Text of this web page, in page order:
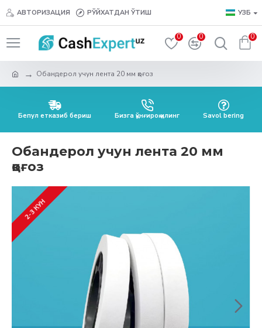
АВТОРИЗАЦИЯ РЎЙХАТДАН ЎТИШ УЗБ
0 0 0
Обандерол учун лента 20 мм қоғоз
Бепул етказиб бериш Бизга қўнғироқ қилинг Savol bering
Обандерол учун лента 20 мм
қоғоз
2-3 КУН